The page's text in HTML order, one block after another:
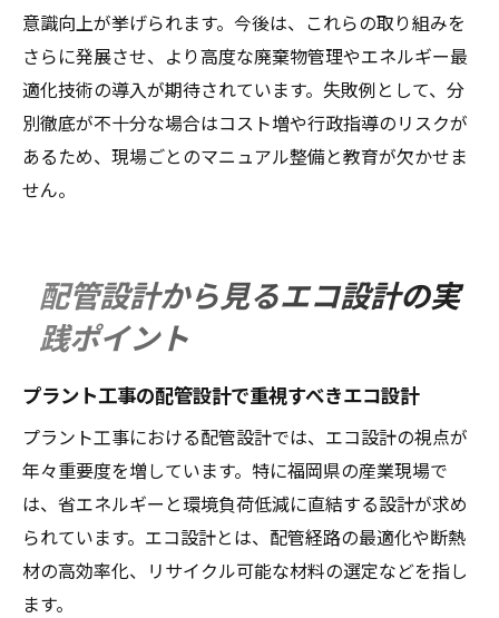
意識向上が挙げられます。今後は、これらの取り組みを
さらに発展させ、より高度な廃棄物管理やエネルギー最
適化技術の導入が期待されています。失敗例として、分
別徹底が不十分な場合はコスト増や行政指導のリスクが
あるため、現場ごとのマニュアル整備と教育が欠かせま
せん。
配管設計から見るエコ設計の実
践ポイント
プラント工事の配管設計で重視すべきエコ設計
プラント工事における配管設計では、エコ設計の視点が
年々重要度を増しています。特に福岡県の産業現場で
は、省エネルギーと環境負荷低減に直結する設計が求め
られています。エコ設計とは、配管経路の最適化や断熱
材の高効率化、リサイクル可能な材料の選定などを指し
ます。